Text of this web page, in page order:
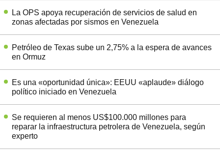
La OPS apoya recuperación de servicios de salud en
zonas afectadas por sismos en Venezuela
Petróleo de Texas sube un 2,75% a la espera de avances
en Ormuz
Es una «oportunidad única»: EEUU «aplaude» diálogo
político iniciado en Venezuela
Se requieren al menos US$100.000 millones para
reparar la infraestructura petrolera de Venezuela, según
experto